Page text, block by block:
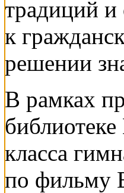
традиций и
к
решении
В рамках
класса
по фильму